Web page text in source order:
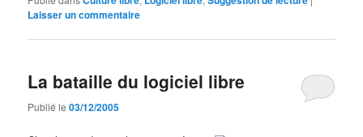
Laisser un commentaire
La bataille du logiciel libre
Publié le03/12/2005